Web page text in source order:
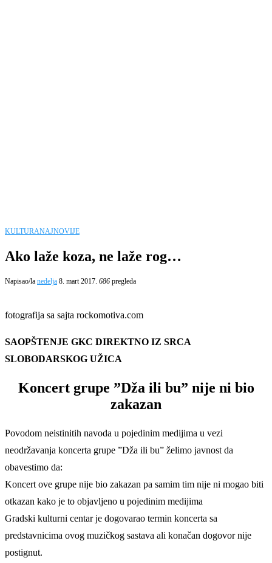
KULTURANAJNOVIJE
Ako laže koza, ne laže rog…
Napisao/la nedelja 8. mart 2017. 686 pregleda
fotografija sa sajta rockomotiva.com
SAOPŠTENJE GKC DIREKTNO IZ SRCA
SLOBODARSKOG UŽICA
Koncert grupe ”Dža ili bu” nije ni bio
zakazan
Povodom neistinitih navoda u pojedinim medijima u vezi
neodržavanja koncerta grupe ”Dža ili bu” želimo javnost da
obavestimo da:
Koncert ove grupe nije bio zakazan pa samim tim nije ni mogao biti
otkazan kako je to objavljeno u pojedinim medijima
Gradski kulturni centar je dogovarao termin koncerta sa
predstavnicima ovog muzičkog sastava ali konačan dogovor nije
postignut.